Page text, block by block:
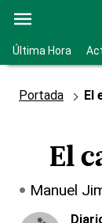
Última Hora
Portada El
El
Manuel